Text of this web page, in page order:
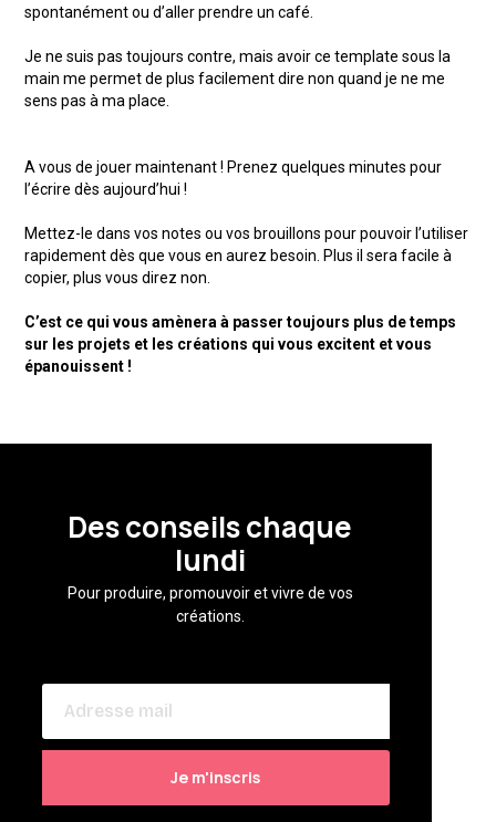
spontanément ou d’aller prendre un café.
Je ne suis pas toujours contre, mais avoir ce template sous la
main me permet de plus facilement dire non quand je ne me
sens pas à ma place.
A vous de jouer maintenant ! Prenez quelques minutes pour
l’écrire dès aujourd’hui !
Mettez-le dans vos notes ou vos brouillons pour pouvoir l’utiliser
rapidement dès que vous en aurez besoin. Plus il sera facile à
copier, plus vous direz non.
C’est ce qui vous amènera à passer toujours plus de temps
sur les projets et les créations qui vous excitent et vous
épanouissent !
Des conseils chaque
lundi
Pour produire, promouvoir et vivre de vos
créations.